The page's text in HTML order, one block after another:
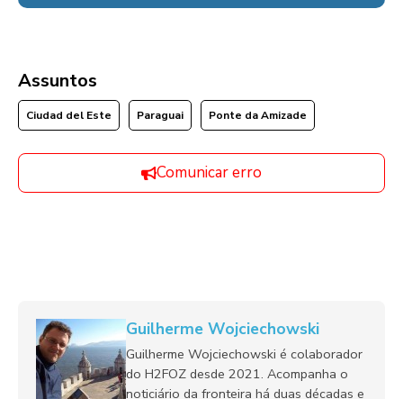
Assuntos
Ciudad del Este Paraguai Ponte da Amizade
Comunicar erro
Guilherme Wojciechowski
Guilherme Wojciechowski é colaborador
do H2FOZ desde 2021. Acompanha o
noticiário da fronteira há duas décadas e